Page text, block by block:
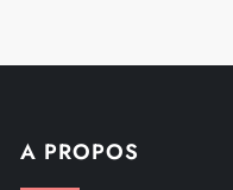
A PROPOS